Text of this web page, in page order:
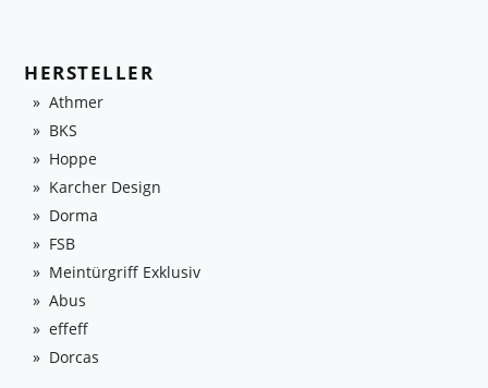
HERSTELLER
Athmer
BKS
Hoppe
Karcher Design
Dorma
FSB
Meintürgriff Exklusiv
Abus
effeff
Dorcas